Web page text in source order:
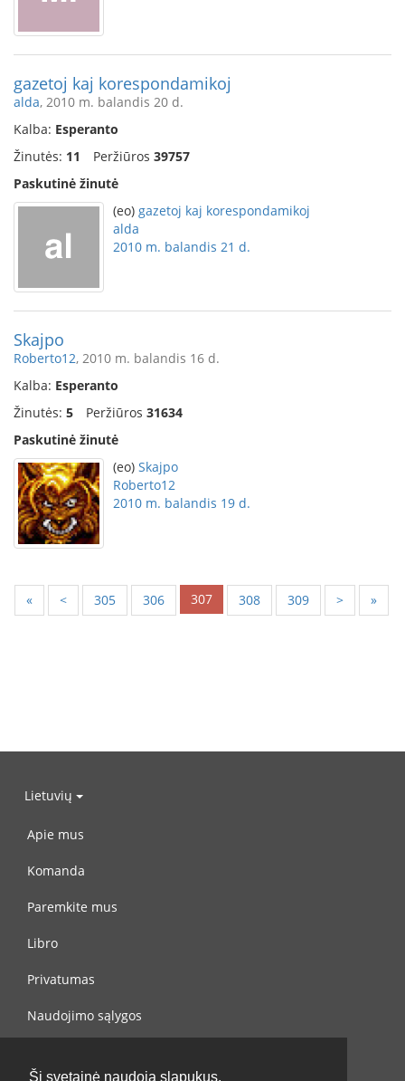
Ši svetainė naudoja slapukus.
gazetoj kaj korespondamikoj
alda, 2010 m. balandis 20 d.
Kalba: Esperanto
Žinutės: 11 Peržiūros 39757
Paskutinė žinutė
(eo) gazetoj kaj korespondamikoj
alda
2010 m. balandis 21 d.
Skajpo
Roberto12, 2010 m. balandis 16 d.
Kalba: Esperanto
Žinutės: 5 Peržiūros 31634
Paskutinė žinutė
(eo) Skajpo
Roberto12
2010 m. balandis 19 d.
« < 305 306 307 308 309 > »
Lietuvių
Apie mus
Komanda
Paremkite mus
Libro
Privatumas
Naudojimo sąlygos